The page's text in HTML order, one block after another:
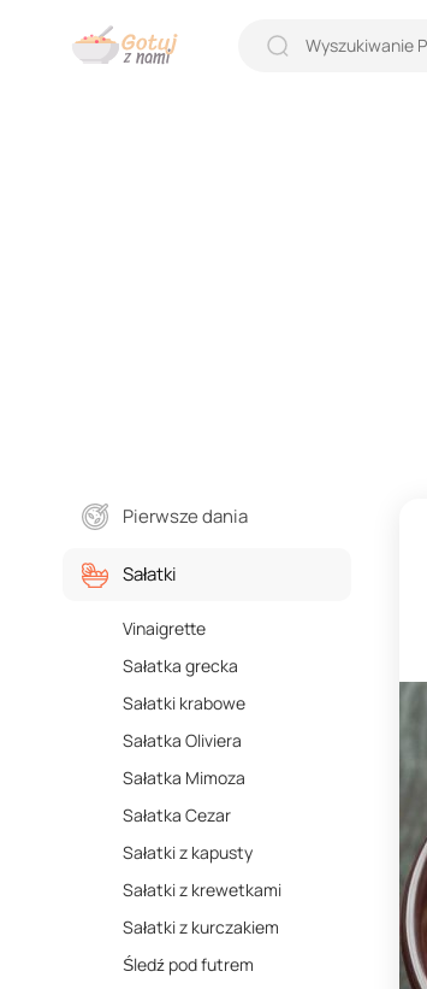
Pierwsze dania
Sałatki
Vinaigrette
Sałatka grecka
Sałatki krabowe
Sałatka Oliviera
Sałatka Mimoza
Sałatka Cezar
Sałatki z kapusty
Sałatki z krewetkami
Sałatki z kurczakiem
Śledź pod futrem